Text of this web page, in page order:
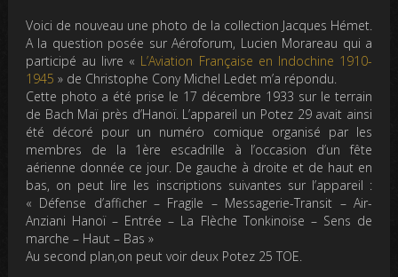
Voici de nouveau une photo de la collection Jacques Hémet.
A la question posée sur Aéroforum, Lucien Morareau qui a
participé au livre « L’Aviation Française en Indochine 1910-
1945 » de Christophe Cony Michel Ledet m’a répondu.
Cette photo a été prise le 17 décembre 1933 sur le terrain
de Bach Maï près d’Hanoï. L’appareil un Potez 29 avait ainsi
été décoré pour un numéro comique organisé par les
membres de la 1ère escadrille à l’occasion d’un fête
aérienne donnée ce jour. De gauche à droite et de haut en
bas, on peut lire les inscriptions suivantes sur l’appareil :
« Défense d’afficher – Fragile – Messagerie-Transit – Air-
Anziani Hanoï – Entrée – La Flèche Tonkinoise – Sens de
marche – Haut – Bas »
Au second plan,on peut voir deux Potez 25 TOE.